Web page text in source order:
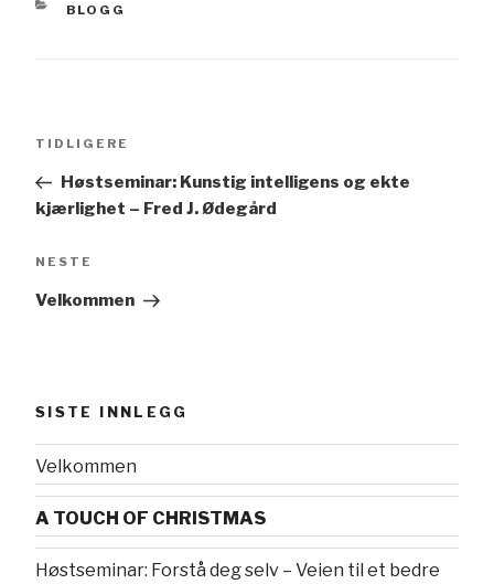
b
k
KATEGORIER
BLOGG
Forrige
TIDLIGERE
Høstseminar: Kunstig intelligens og ekte
kjærlighet – Fred J. Ødegård
Neste
NESTE
Velkommen
SISTE INNLEGG
Velkommen
A TOUCH OF CHRISTMAS
Høstseminar: Forstå deg selv – Veien til et bedre